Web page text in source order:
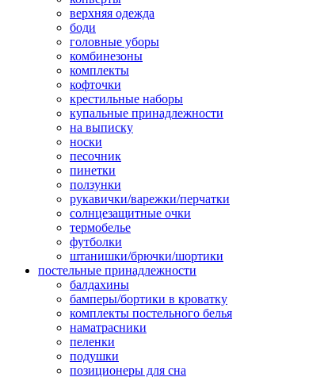
верхняя одежда
боди
головные уборы
комбинезоны
комплекты
кофточки
крестильные наборы
купальные принадлежности
на выписку
носки
песочник
пинетки
ползунки
рукавички/варежки/перчатки
солнцезащитные очки
термобелье
футболки
штанишки/брючки/шортики
постельные принадлежности
балдахины
бамперы/бортики в кроватку
комплекты постельного белья
наматрасники
пеленки
подушки
позиционеры для сна